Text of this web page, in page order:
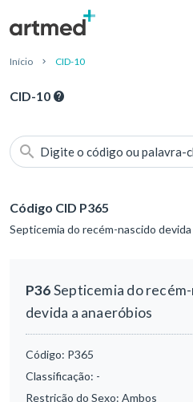
Início CID-10
CID-10
Digite o código ou palavra-
Código CID P365
Septicemia do recém-nascido
P36Septicemia do
devida a anaeróbios
Código: P365
Classificação: -
Restrição do Sexo: Ambos